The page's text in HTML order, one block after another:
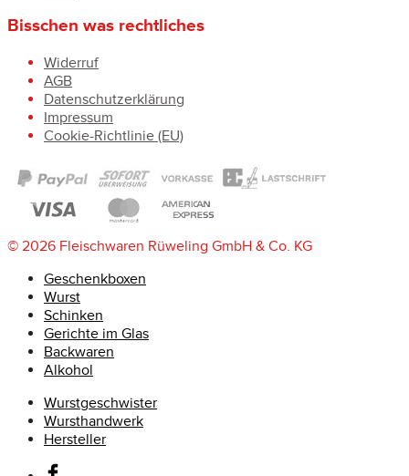
Bisschen was rechtliches
Widerruf
AGB
Datenschutzerklärung
Impressum
Cookie-Richtlinie (EU)
© 2026 Fleischwaren Rüweling GmbH & Co. KG
Geschenkboxen
Wurst
Schinken
Gerichte im Glas
Backwaren
Alkohol
Wurstgeschwister
Wursthandwerk
Hersteller